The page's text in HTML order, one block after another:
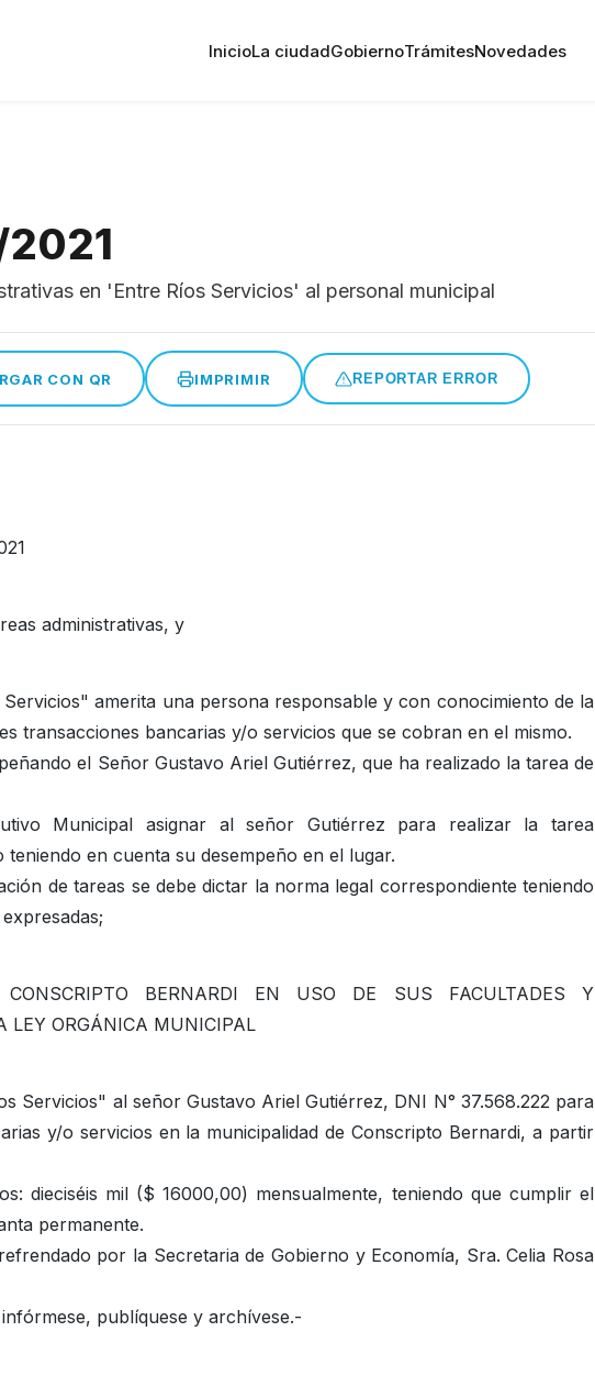
InicioLa ciudadGobiernoTrámitesNovedades
en 'Entre Ríos Servicios' al personal municipal
CON QR IMPRIMIR REPORTAR ERROR
administrativas, y
amerita una persona responsable y con conocimiento de la
transacciones bancarias y/o servicios que se cobran en el mismo.
el Señor Gustavo Ariel Gutiérrez, que ha realizado la tarea de
Municipal asignar al señor Gutiérrez para realizar la tarea
en cuenta su desempeño en el lugar.
de tareas se debe dictar la norma legal correspondiente teniendo
BERNARDI EN USO DE SUS FACULTADES Y
LEY ORGÁNICA MUNICIPAL
Servicios" al señor Gustavo Ariel Gutiérrez, DNI N° 37.568.222 para
y/o servicios en la municipalidad de Conscripto Bernardi, a partir
dieciséis mil ($ 16000,00) mensualmente, teniendo que cumplir el
permanente.
por la Secretaria de Gobierno y Economía, Sra. Celia Rosa
publíquese y archívese.-